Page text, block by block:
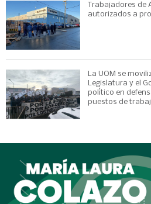
Trabajadores de
autorizados a
La UOM se
Legislatura y el
político en
puestos de